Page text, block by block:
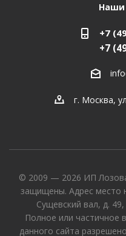
Наши
+7
+7
г. Москва,
© 2009 — 2026 ИП
защищены. Адрес место
Сущевский вал, д.
Полное или частичное
данного сайта